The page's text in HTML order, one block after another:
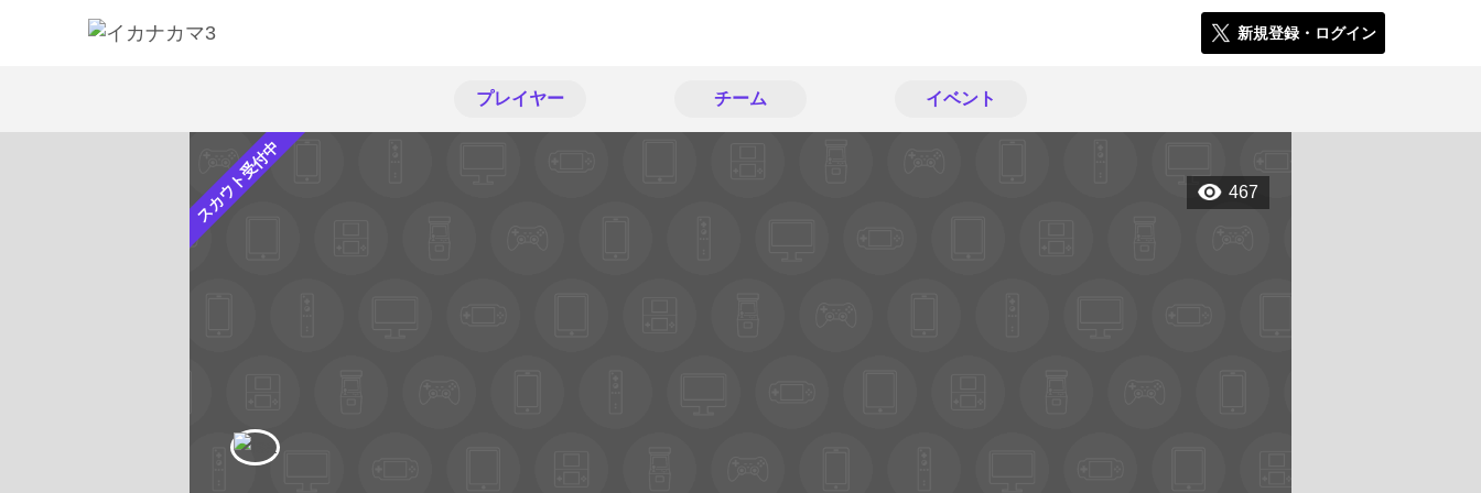
新規登録・ログイン
プレイヤー チーム イベント
スカウト受付中 467